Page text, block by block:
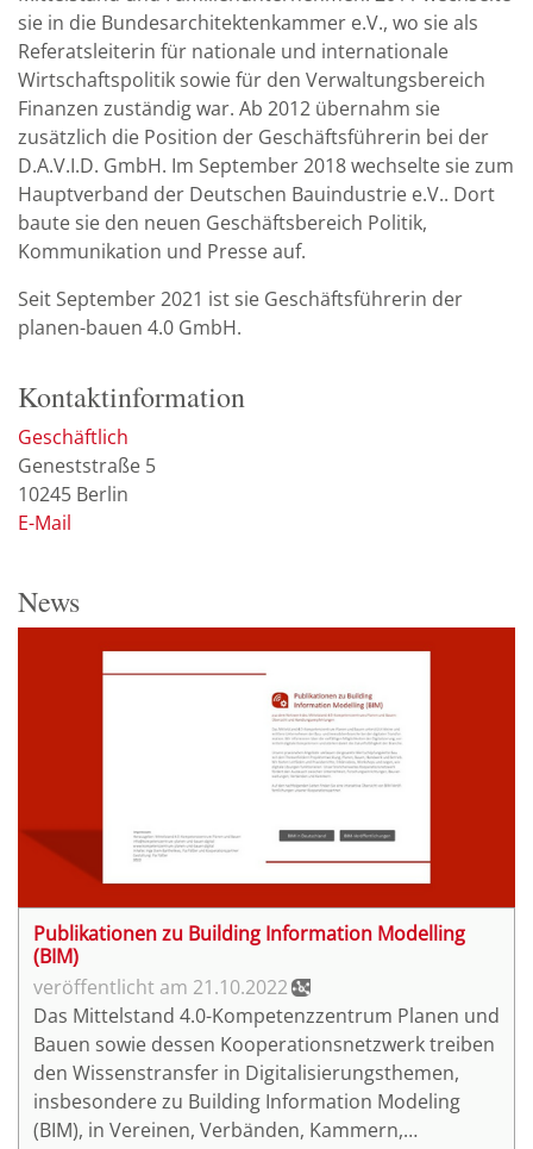
sie in die Bundesarchitektenkammer e.V., wo sie als
Referatsleiterin für nationale und internationale
Wirtschaftspolitik sowie für den Verwaltungsbereich
Finanzen zuständig war. Ab 2012 übernahm sie
zusätzlich die Position der Geschäftsführerin bei der
D.A.V.I.D. GmbH. Im September 2018 wechselte sie zum
Hauptverband der Deutschen Bauindustrie e.V.. Dort
baute sie den neuen Geschäftsbereich Politik,
Kommunikation und Presse auf.
Seit September 2021 ist sie Geschäftsführerin der
planen-bauen 4.0 GmbH.
Kontaktinformation
Geschäftlich
Geneststraße 5
10245 Berlin
E-Mail
News
Publikationen zu Building Information Modelling
(BIM)
21.10.2022
Das Mittelstand 4.0-Kompetenzzentrum Planen und
Bauen sowie dessen Kooperationsnetzwerk treiben
den Wissenstransfer in Digitalisierungsthemen,
insbesondere zu Building Information Modeling
(BIM), in Vereinen, Verbänden, Kammern,